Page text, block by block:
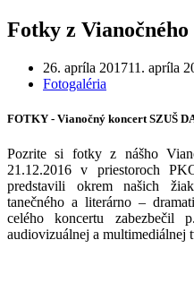
Fotky z
26. apríla 201711. apríla
Fotogaléria
FOTKY - Vianočný koncert SZUŠ
Pozrite si fotky z nášho
21.12.2016 v priestoroch
predstavili okrem našich
tanečného a literárno –
celého koncertu
audiovizuálnej a multimediálnej